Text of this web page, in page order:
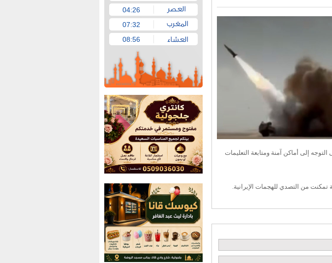
إلى أماكن آمنة ومتابعة التعليمات
تمكنت من التصدي للهجمات الإيرانية.
04:26
07:32
08:56